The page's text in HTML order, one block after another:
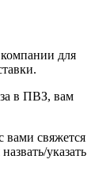
компании для
в ПВЗ, вам
вами свяжется
указать